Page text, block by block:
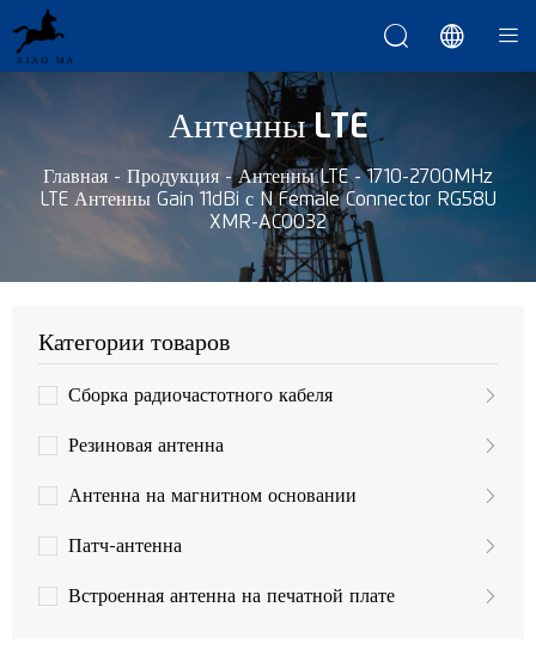
  
Антенны LTE
Главная - Продукция -Антенны LTE-1710-2700MHz
LTE Антенны Gain 11dBi с N Female Connector RG58U
XMR-AC0032
Категории товаров
Сборка радиочастотного кабеля
Резиновая антенна
Антенна на магнитном основании
Патч-антенна
Встроенная антенна на печатной плате